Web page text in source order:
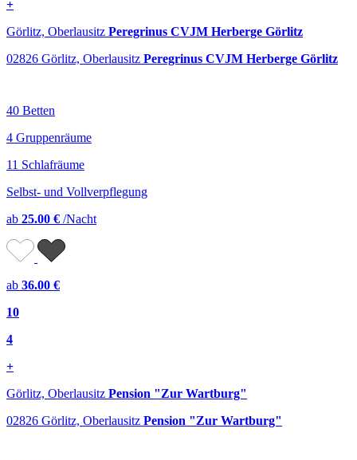
+
Görlitz, Oberlausitz Peregrinus CVJM Herberge Görlitz
02826 Görlitz, Oberlausitz Peregrinus CVJM Herberge Görlitz
40 Betten
4 Gruppenräume
11 Schlafräume
Selbst- und Vollverpflegung
ab 25.00 € /Nacht
ab 36.00 €
10
4
+
Görlitz, Oberlausitz Pension "Zur Wartburg"
02826 Görlitz, Oberlausitz Pension "Zur Wartburg"